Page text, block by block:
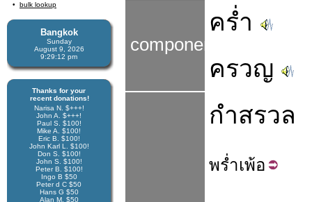
bulk lookup
Bangkok
Sunday
August 9, 2026
9:29:12 pm
Thanks for your
recent donations!
Narisa N. $+++!
John A. $+++!
Paul S. $100!
Mike A. $100!
Eric B. $100!
John Karl L. $100!
Don S. $100!
John S. $100!
Peter B. $100!
Ingo B $50
Peter d C $50
Hans G $50
Alan M. $50
components
คร่ำ
ครวญ
กำสรวล
พร่ำเพ้อ